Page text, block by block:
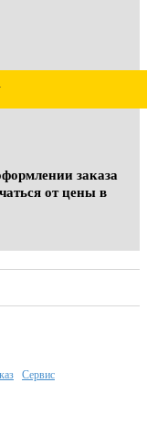
заказа
от цены в
Сервис